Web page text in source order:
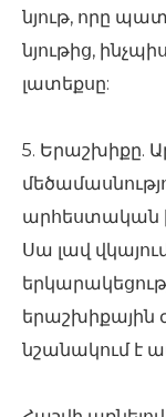
նյութ, որը
նյութից,
լատեքսը:
5. Երաշխիքը.
արհեստական
Սա լավ
երաշխիքային
նշանակում է